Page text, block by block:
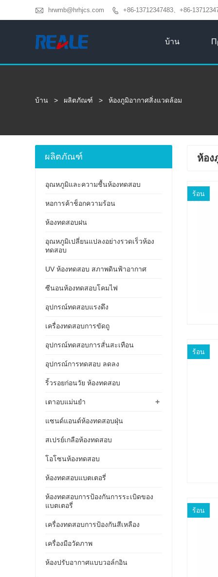
 hrwmb@hrhjcs.com  +86-13712347483、+86-
บ้าน
บ้าน > ผลิตภัณฑ์ > ห้องภูมิอากาศสิ่งแวดล้อม
ห้อง
ร้อน
ร้อน
ร้อน
ผลิตภัณฑ์
อุณหภูมิและความชื้นห้องทดสอบ
หอการค้าช็อกความร้อน
ห้องทดสอบฝน
อุณหภูมิเปลี่ยนแปลงอย่างรวดเร็วห้อง
ทดสอบ
UV ห้องทดสอบ สภาพดินฟ้าอากาศ
ซีนอนห้องทดสอบโคมไฟ
อุปกรณ์ทดสอบแรงดึง
เครื่องทดสอบการขัดถู
อุปกรณ์ทดสอบการสั่นสะเทือน
อุปกรณ์การทดสอบ ลดลง
ริ้วรอยก่อนวัย ห้องทดสอบ
+
เตาอบแม่นยำ
แซนด์แอนด์ห้องทดสอบฝุ่น
สเปรย์เกลือห้องทดสอบ
โอโซนห้องทดสอบ
ห้องทดสอบแบตเตอรี่
ห้องทดสอบการป้องกันการระเบิดของ
แบตเตอรี่
เครื่องทดสอบการป้องกันสีเหลือง
เครื่องมือวัดภาพ
ห้องปรับอากาศแบบวอล์กอิน